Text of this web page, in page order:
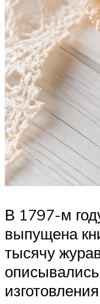
В 1797-м
выпущена
тысячу